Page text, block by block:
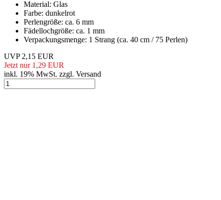
Material: Glas
Farbe: dunkelrot
Perlengröße: ca. 6 mm
Fädellochgröße: ca. 1 mm
Verpackungsmenge: 1 Strang (ca. 40 cm / 75 Perlen)
UVP 2,15 EUR
Jetzt nur 1,29 EUR
inkl. 19% MwSt. zzgl. Versand